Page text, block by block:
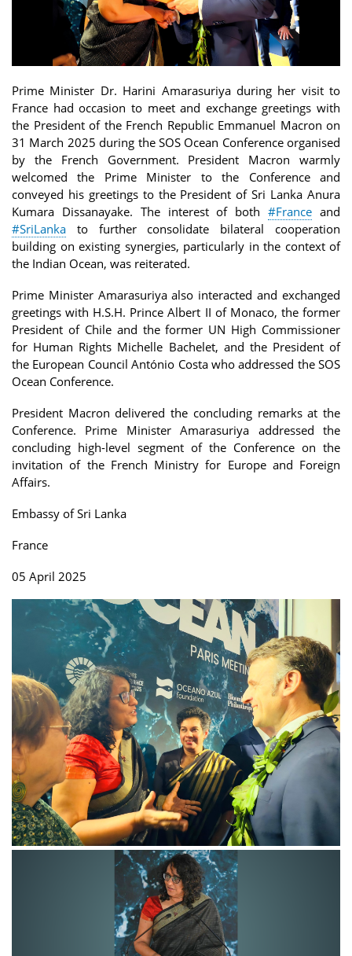
Prime Minister Dr. Harini Amarasuriya during her visit to
France had occasion to meet and exchange greetings with
the President of the French Republic Emmanuel Macron on
31 March 2025 during the SOS Ocean Conference organised
by the French Government. President Macron warmly
welcomed the Prime Minister to the Conference and
conveyed his greetings to the President of Sri Lanka Anura
Kumara Dissanayake. The interest of both#France and
#SriLanka to further consolidate bilateral cooperation
building on existing synergies, particularly in the context of
the Indian Ocean, was reiterated.
Prime Minister Amarasuriya also interacted and exchanged
greetings with H.S.H. Prince Albert II of Monaco, the former
President of Chile and the former UN High Commissioner
for Human Rights Michelle Bachelet, and the President of
the European Council António Costa who addressed the SOS
Ocean Conference.
President Macron delivered the concluding remarks at the
Conference. Prime Minister Amarasuriya addressed the
concluding high-level segment of the Conference on the
invitation of the French Ministry for Europe and Foreign
Affairs.
Embassy of Sri Lanka
France
05 April 2025